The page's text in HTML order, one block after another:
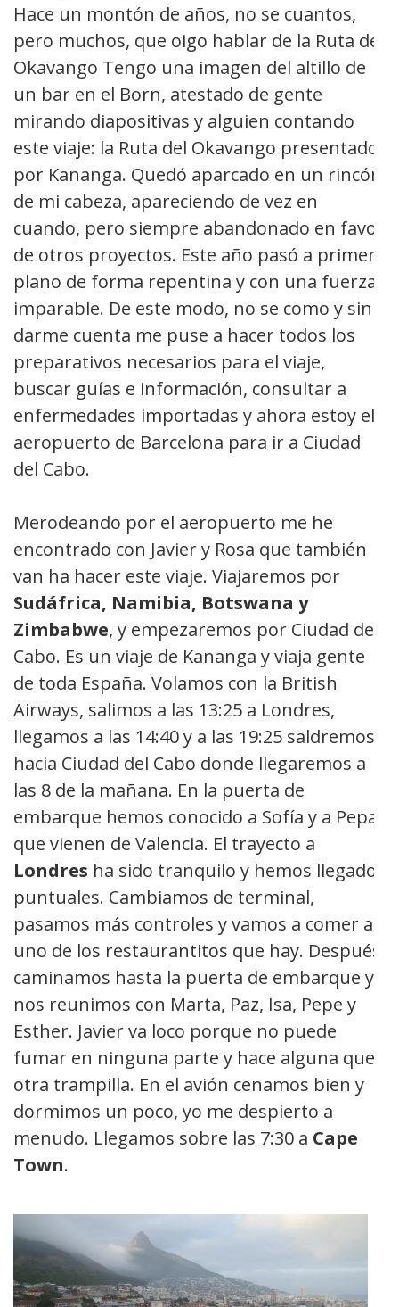
Hace un montón de años, no se cuantos,
pero muchos, que oigo hablar de la Ruta del
Okavango Tengo una imagen del altillo de
un bar en el Born, atestado de gente
mirando diapositivas y alguien contando
este viaje: la Ruta del Okavango presentado
por Kananga. Quedó aparcado en un rincón
de mi cabeza, apareciendo de vez en
cuando, pero siempre abandonado en favor
de otros proyectos. Este año pasó a primer
plano de forma repentina y con una fuerza
imparable. De este modo, no se como y sin
darme cuenta me puse a hacer todos los
preparativos necesarios para el viaje,
buscar guías e información, consultar a
enfermedades importadas y ahora estoy el
aeropuerto de Barcelona para ir a Ciudad
del Cabo.
Merodeando por el aeropuerto me he
encontrado con Javier y Rosa que también
van ha hacer este viaje. Viajaremos por
Sudáfrica, Namibia, Botswana y
Zimbabwe, y empezaremos por Ciudad del
Cabo. Es un viaje de Kananga y viaja gente
de toda España. Volamos con la British
Airways, salimos a las 13:25 a Londres,
llegamos a las 14:40 y a las 19:25 saldremos
hacia Ciudad del Cabo donde llegaremos a
las 8 de la mañana. En la puerta de
embarque hemos conocido a Sofía y a Pepa
que vienen de Valencia. El trayecto a
Londres ha sido tranquilo y hemos llegado
puntuales. Cambiamos de terminal,
pasamos más controles y vamos a comer a
uno de los restaurantitos que hay. Después
caminamos hasta la puerta de embarque y
nos reunimos con Marta, Paz, Isa, Pepe y
Esther. Javier va loco porque no puede
fumar en ninguna parte y hace alguna que
otra trampilla. En el avión cenamos bien y
dormimos un poco, yo me despierto a
menudo. Llegamos sobre las 7:30 a Cape
Town.